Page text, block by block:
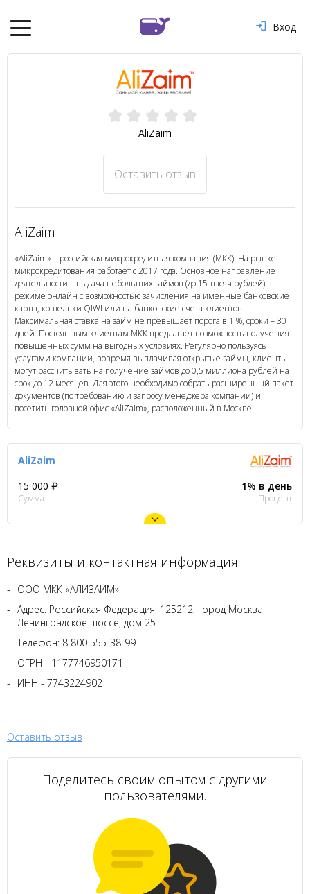
Вход
AliZaim
Оставить отзыв
AliZaim
«AliZaim» – российская микрокредитная компания (МКК). На рынке
микрокредитования работает с 2017 года. Основное направление
деятельности – выдача небольших займов (до 15 тысяч рублей) в
режиме онлайн с возможностью зачисления на именные банковские
карты, кошельки QIWI или на банковские счета клиентов.
Максимальная ставка на займ не превышает порога в 1 %, сроки – 30
дней. Постоянным клиентам МКК предлагает возможность получения
повышенных сумм на выгодных условиях. Регулярно пользуясь
услугами компании, вовремя выплачивая открытые займы, клиенты
могут рассчитывать на получение займов до 0,5 миллиона рублей на
срок до 12 месяцев. Для этого необходимо собрать расширенный пакет
документов (по требованию и запросу менеджера компании) и
посетить головной офис «AliZaim», расположенный в Москве.
AliZaim
15 000 ₽
Сумма
1% в день
Процент
Реквизиты и контактная информация
ООО МКК «АЛИЗАЙМ»
Адрес: Российская Федерация, 125212, город Москва,
Ленинградское шоссе, дом 25
Телефон: 8 800 555-38-99
ОГРН - 1177746950171
ИНН - 7743224902
Оставить отзыв
Поделитесь своим опытом с другими
пользователями.